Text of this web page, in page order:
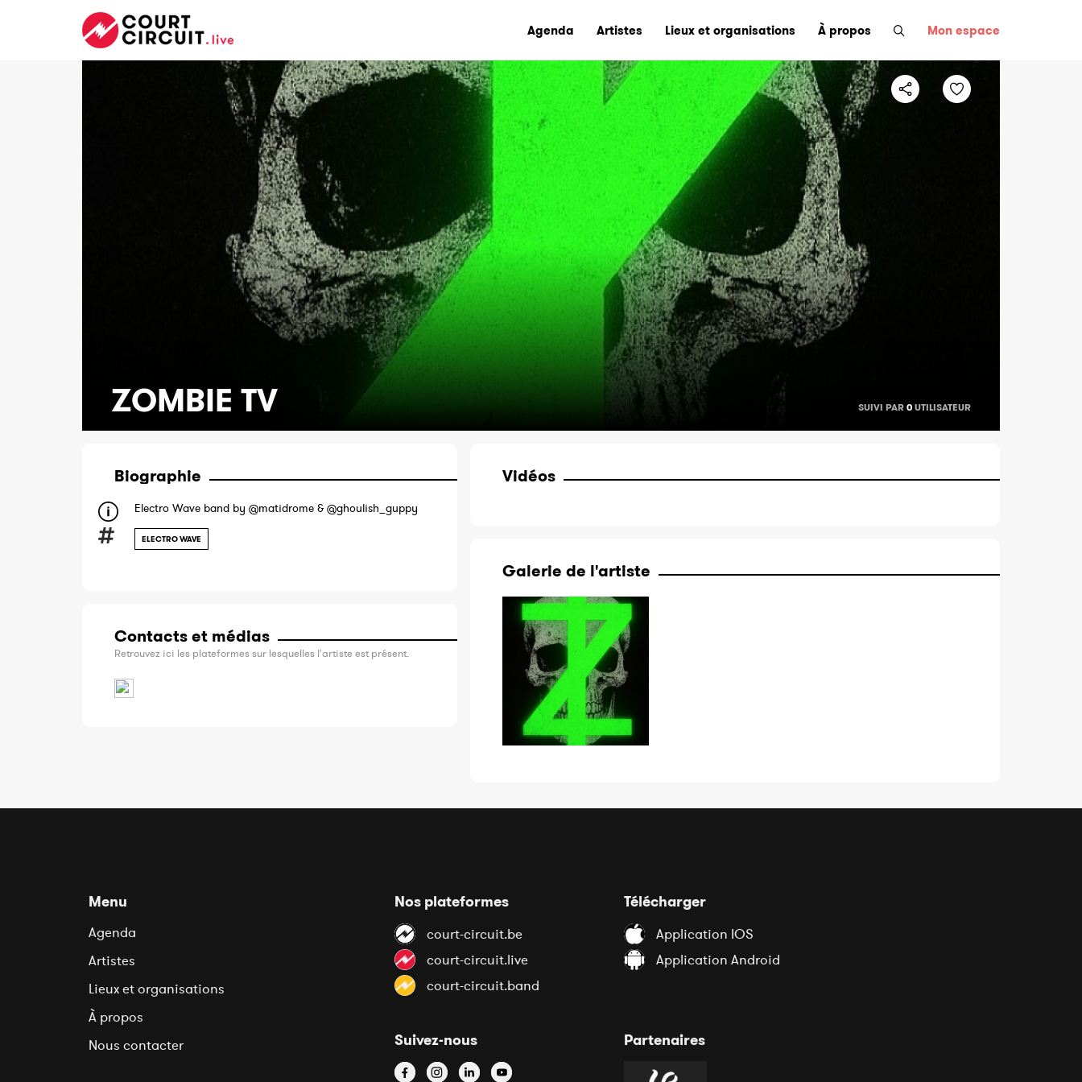
Agenda Artistes Lieux et organisations À propos Mon espace
ZOMBIE TV SUIVI PAR 0 UTILISATEUR
Biographie
Electro Wave band by @matidrome & @ghoulish_guppy
ELECTRO WAVE
Contacts et médias
Retrouvez ici les plateformes sur lesquelles l'artiste est présent.
Vidéos
Galerie de l'artiste
Menu
Agenda
Artistes
Lieux et organisations
À propos
Nous contacter
Nos plateformes
court-circuit.be
court-circuit.live
court-circuit.band
Suivez-nous
Télécharger
Application IOS
Application Android
Partenaires